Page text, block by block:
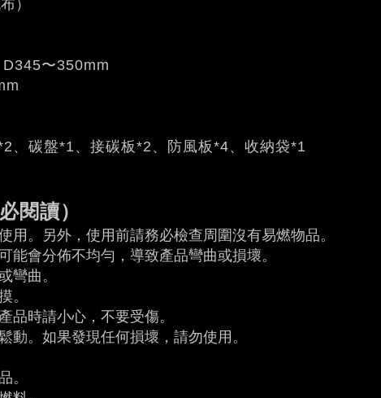
）
〜350mm
、碳盤*1、接碳板*2、防風板*4、收納袋*1
閱讀）
。另外，使用前請務必檢查周圍沒有易燃物品。
會分佈不均勻，導致產品彎曲或損壞。
彎曲。
。
時請小心，不要受傷。
。如果發現任何損壞，請勿使用。
。